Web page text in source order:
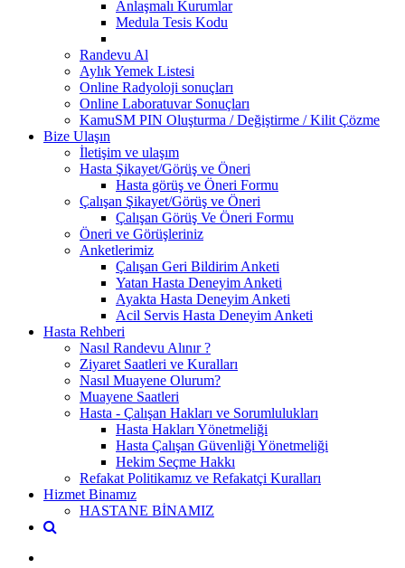
Anlaşmalı Kurumlar
Medula Tesis Kodu
Randevu Al
Aylık Yemek Listesi
Online Radyoloji sonuçları
Online Laboratuvar Sonuçları
KamuSM PIN Oluşturma / Değiştirme / Kilit Çözme
Bize Ulaşın
İletişim ve ulaşım
Hasta Şikayet/Görüş ve Öneri
Hasta görüş ve Öneri Formu
Çalışan Şikayet/Görüş ve Öneri
Çalışan Görüş Ve Öneri Formu
Öneri ve Görüşleriniz
Anketlerimiz
Çalışan Geri Bildirim Anketi
Yatan Hasta Deneyim Anketi
Ayakta Hasta Deneyim Anketi
Acil Servis Hasta Deneyim Anketi
Hasta Rehberi
Nasıl Randevu Alınır ?
Ziyaret Saatleri ve Kuralları
Nasıl Muayene Olurum?
Muayene Saatleri
Hasta - Çalışan Hakları ve Sorumlulukları
Hasta Hakları Yönetmeliği
Hasta Çalışan Güvenliği Yönetmeliği
Hekim Seçme Hakkı
Refakat Politikamız ve Refakatçi Kuralları
Hizmet Binamız
HASTANE BİNAMIZ